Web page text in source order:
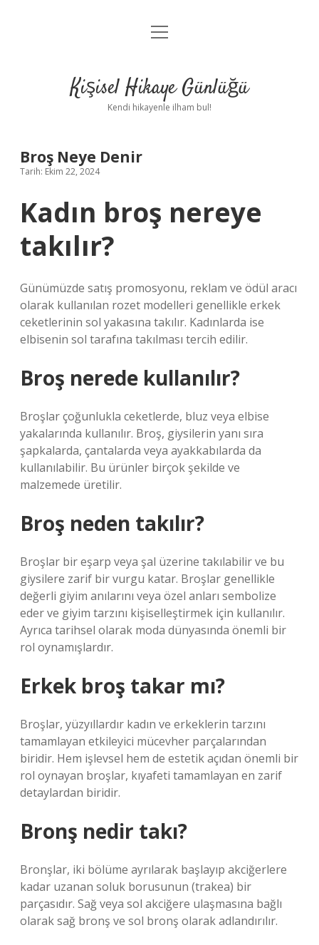
Anasayfa
Yasal Uyarı
menüyü
Kişisel Hikaye Günlüğü
Kendi hikayenle ilham bul!
Broş Neye Denir
Tarih: Ekim 22, 2024
Kadın broş nereye
takılır?
Günümüzde satış promosyonu, reklam ve ödül aracı
olarak kullanılan rozet modelleri genellikle erkek
ceketlerinin sol yakasına takılır. Kadınlarda ise
elbisenin sol tarafına takılması tercih edilir.
Broş nerede kullanılır?
Broşlar çoğunlukla ceketlerde, bluz veya elbise
yakalarında kullanılır. Broş, giysilerin yanı sıra
şapkalarda, çantalarda veya ayakkabılarda da
kullanılabilir. Bu ürünler birçok şekilde ve
malzemede üretilir.
Broş neden takılır?
Broşlar bir eşarp veya şal üzerine takılabilir ve bu
giysilere zarif bir vurgu katar. Broşlar genellikle
değerli giyim anılarını veya özel anları sembolize
eder ve giyim tarzını kişiselleştirmek için kullanılır.
Ayrıca tarihsel olarak moda dünyasında önemli bir
rol oynamışlardır.
Erkek broş takar mı?
Broşlar, yüzyıllardır kadın ve erkeklerin tarzını
tamamlayan etkileyici mücevher parçalarından
biridir. Hem işlevsel hem de estetik açıdan önemli bir
rol oynayan broşlar, kıyafeti tamamlayan en zarif
detaylardan biridir.
Bronş nedir takı?
Bronşlar, iki bölüme ayrılarak başlayıp akciğerlere
kadar uzanan soluk borusunun (trakea) bir
parçasıdır. Sağ veya sol akciğere ulaşmasına bağlı
olarak sağ bronş ve sol bronş olarak adlandırılır.